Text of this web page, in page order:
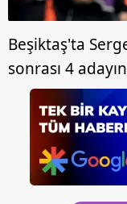
Beşiktaş'ta
sonrası 4